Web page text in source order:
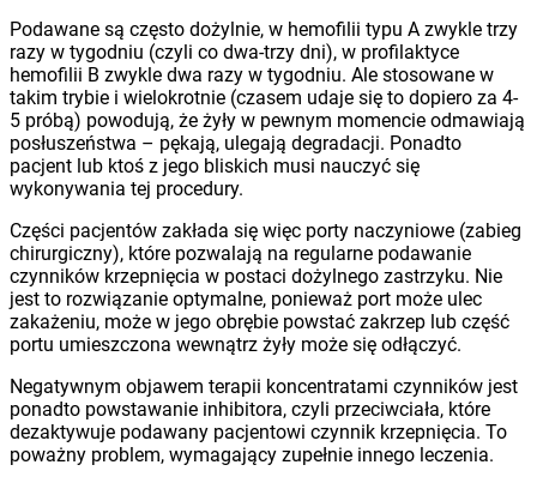
Podawane są często dożylnie, w hemofilii typu A zwykle trzy
razy w tygodniu (czyli co dwa-trzy dni), w profilaktyce
hemofilii B zwykle dwa razy w tygodniu. Ale stosowane w
takim trybie i wielokrotnie (czasem udaje się to dopiero za 4-
5 próbą) powodują, że żyły w pewnym momencie odmawiają
posłuszeństwa – pękają, ulegają degradacji. Ponadto
pacjent lub ktoś z jego bliskich musi nauczyć się
wykonywania tej procedury.
Części pacjentów zakłada się więc porty naczyniowe (zabieg
chirurgiczny), które pozwalają na regularne podawanie
czynników krzepnięcia w postaci dożylnego zastrzyku. Nie
jest to rozwiązanie optymalne, ponieważ port może ulec
zakażeniu, może w jego obrębie powstać zakrzep lub część
portu umieszczona wewnątrz żyły może się odłączyć.
Negatywnym objawem terapii koncentratami czynników jest
ponadto powstawanie inhibitora, czyli przeciwciała, które
dezaktywuje podawany pacjentowi czynnik krzepnięcia. To
poważny problem, wymagający zupełnie innego leczenia.